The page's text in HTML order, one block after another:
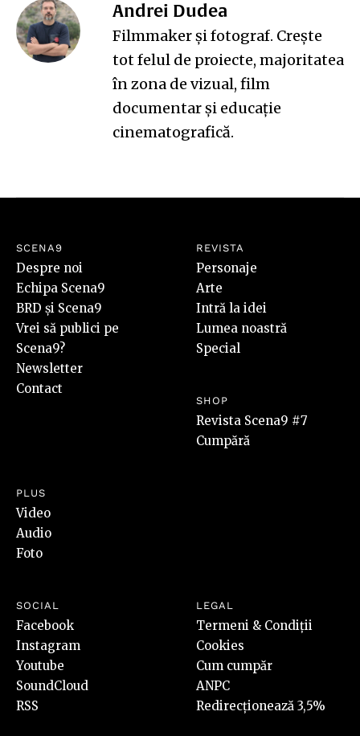
Andrei Dudea
Filmmaker și fotograf. Creşte
tot felul de proiecte, majoritatea
în zona de vizual, film
documentar şi educație
cinematografică.
SCENA9
Despre noi
Echipa Scena9
BRD și Scena9
Vrei să publici pe
Scena9?
Newsletter
Contact
REVISTA
Personaje
Arte
Intră la idei
Lumea noastră
Special
SHOP
Revista Scena9 #7
Cumpără
PLUS
Video
Audio
Foto
SOCIAL
Facebook
Instagram
Youtube
SoundCloud
RSS
LEGAL
Termeni & Condiții
Cookies
Cum cumpăr
ANPC
Redirecționează 3,5%